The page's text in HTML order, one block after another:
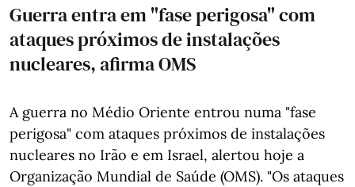
Guerra entra em "fase perigosa" com
ataques próximos de instalações
nucleares, afirma OMS
A guerra no Médio Oriente entrou numa "fase
perigosa" com ataques próximos de instalações
nucleares no Irão e em Israel, alertou hoje a
Organização Mundial de Saúde (OMS). "Os ataques